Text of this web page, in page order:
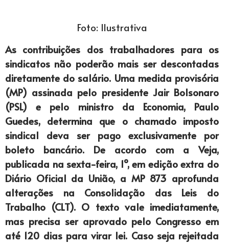
Foto: Ilustrativa
As contribuições dos trabalhadores para os
sindicatos não poderão mais ser descontadas
diretamente do salário. Uma medida provisória
(MP) assinada pelo presidente Jair Bolsonaro
(PSL) e pelo ministro da Economia, Paulo
Guedes, determina que o chamado imposto
sindical deva ser pago exclusivamente por
boleto bancário. De acordo com a Veja,
publicada na sexta-feira, 1º, em edição extra do
Diário Oficial da União, a MP 873 aprofunda
alterações na Consolidação das Leis do
Trabalho (CLT). O texto vale imediatamente,
mas precisa ser aprovado pelo Congresso em
até 120 dias para virar lei. Caso seja rejeitada